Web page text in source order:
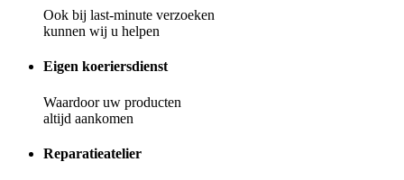
Ook bij last-minute verzoeken
kunnen wij u helpen
Eigen koeriersdienst
Waardoor uw producten
altijd aankomen
Reparatieatelier